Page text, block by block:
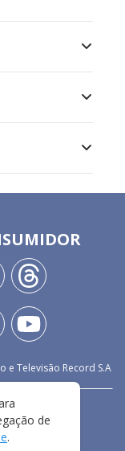
e Televisão Record S.A
de
.